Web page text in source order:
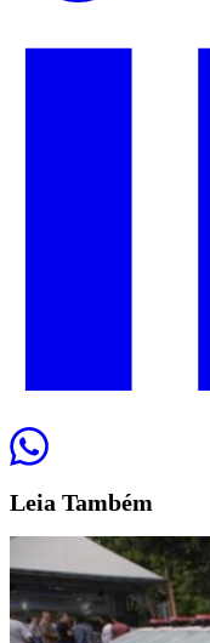
Leia Também